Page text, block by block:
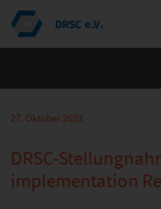
27. Oktober 2023
DRSC-
implementation